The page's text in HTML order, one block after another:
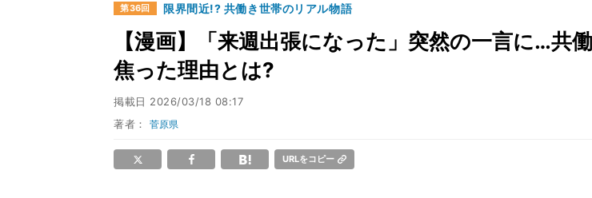
第36回 限界間近!? 共働き世帯のリアル物語
【漫画】「来週出張になった」突然の一言に…共
焦った理由とは?
掲載日 2026/03/18 08:17
著者：菅原県
URLをコピー